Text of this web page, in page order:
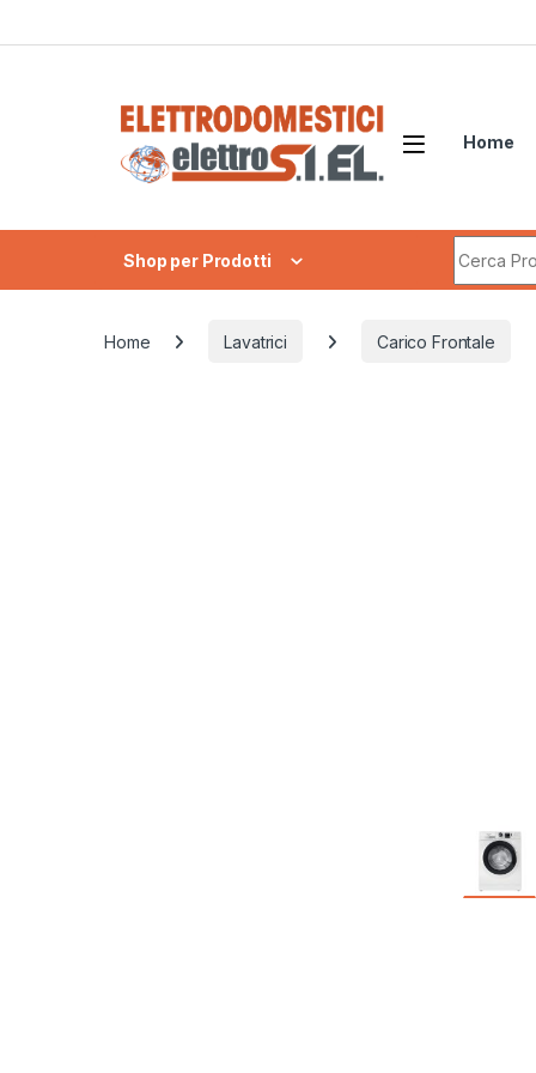
Home
Shop per Prodotti
Home Lavatrici Carico Frontale